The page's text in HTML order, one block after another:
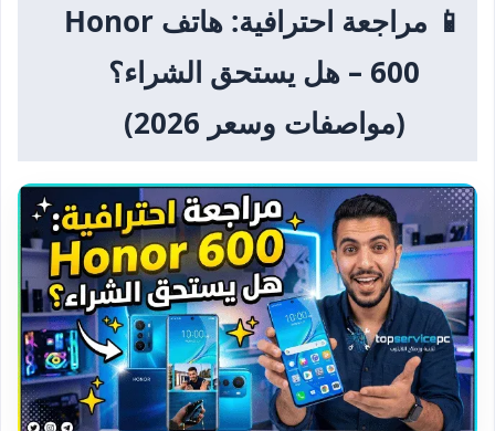
📱 مراجعة احترافية: هاتف Honor
600 – هل يستحق الشراء؟
(مواصفات وسعر 2026)